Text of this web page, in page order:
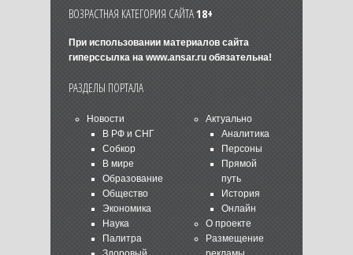
ВОЗРАСТНАЯ КАТЕГОРИЯ САЙТА18+
При использовании материалов сайта
гиперссылка на www.ansar.ruобязательна!
РАЗДЕЛЫ ПОРТАЛА
Новости
В РФ и СНГ
Собкор
В мире
Образование
Общество
Экономика
Наука
Палитра
Актуально
Аналитика
Персоны
Прямой
путь
История
Онлайн
О проекте
Размещение